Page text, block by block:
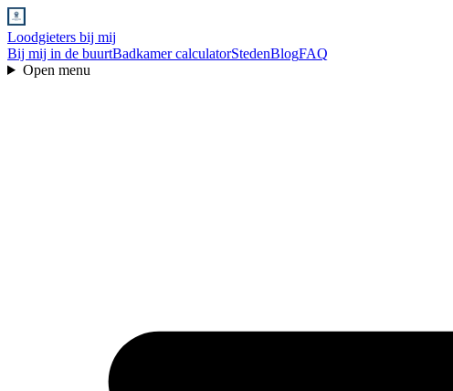
Loodgieters bij mij
Bij mij in de buurtBadkamer calculatorStedenBlogFAQ
Open menu